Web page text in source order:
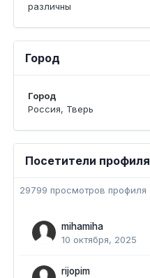
различны
Город
Город
Россия, Тверь
Посетители профиля
29799 просмотров профиля
mihamiha
10 октября, 2025
rijopim